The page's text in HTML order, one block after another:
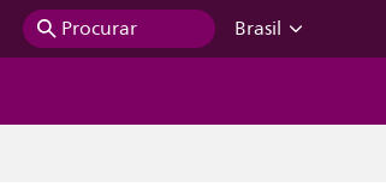
Procurar
Brasil